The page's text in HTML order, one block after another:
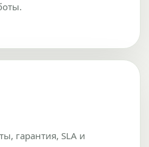
гарантия, SLA и